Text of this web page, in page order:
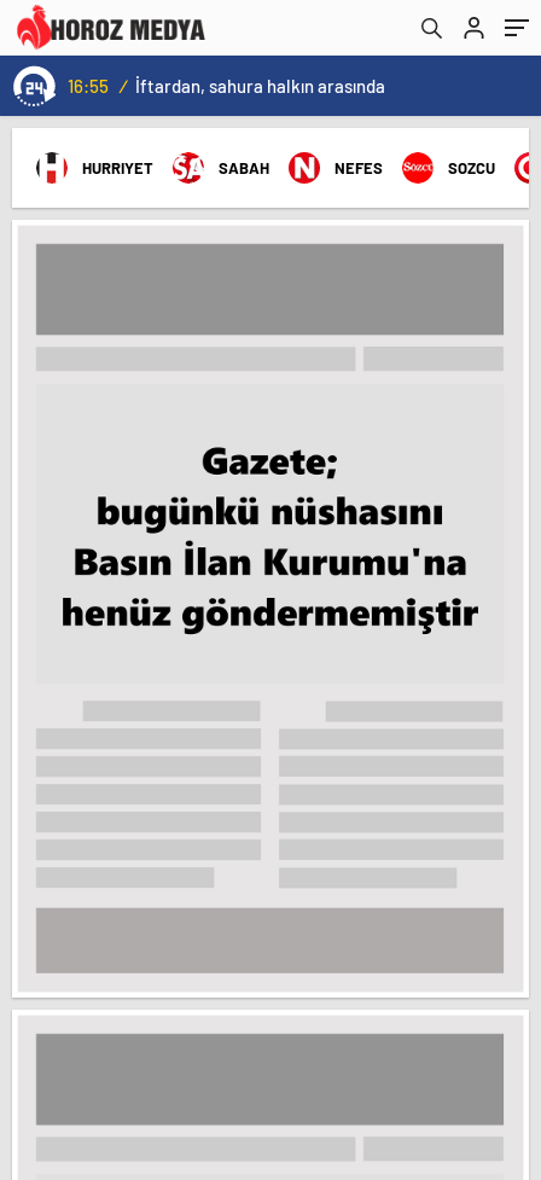
16:55 / İftardan, sahura halkın arasında
HURRIYET SABAH NEFES SOZCU